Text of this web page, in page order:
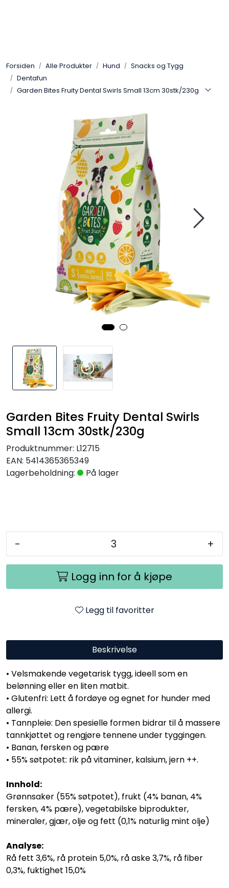
Forsiden Alle Produkter Hund
Snacks og Tygg
Dentafun
Garden Bites Fruity Dental Swirls Small 13cm 30stk/230g
Garden Bites Fruity Dental Swirls
Small 13cm 30stk/230g
Produktnummer: L12715
EAN: 5414365365349
Lagerbeholdning:
På lager
- +
Logg inn for å kjøpe
Legg til favoritter
Beskrivelse
• Velsmakende vegetarisk tygg, ideell som en
belønning eller en liten matbit.
• Glutenfri: Lett å fordøye og egnet for hunder med
allergi.
• Tannpleie: Den spesielle formen bidrar til å massere
tannkjøttet og rengjøre tennene under tyggingen.
• Banan, fersken og pære
• 55% søtpotet: rik på vitaminer, kalsium, jern ++.
Innhold:
Grønnsaker (55% søtpotet), frukt (4% banan, 4%
fersken, 4% pære), vegetabilske biprodukter,
mineraler, gjær, olje og fett (0,1% naturlig mint olje)
Analyse:
Rå fett 3,6%, rå protein 5,0%, rå aske 3,7%, rå fiber
0,3%, fuktighet 15,0%
Leverandører